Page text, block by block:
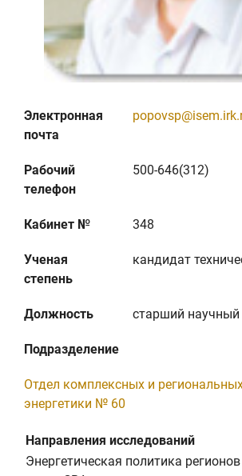
Электронная
почта
Рабочий
телефон
500-646(312)
Кабинет № 348
Ученая
степень
кандидат
Должность старший научный
Подразделение
Отдел комплексных и
энергетики № 60
Направления исследований
Энергетическая политика